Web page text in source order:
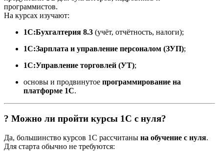
программистов.
На курсах изучают:
1С:Бухгалтерия 8.3 (учёт, отчётность, налоги);
1С:Зарплата и управление персоналом (ЗУП);
1С:Управление торговлей (УТ);
основы и продвинутое программирование на
платформе 1С.
? Можно ли пройти курсы 1С с нуля?
Да, большинство курсов 1С рассчитаны на обучение с нуля.
Для старта обычно не требуются: